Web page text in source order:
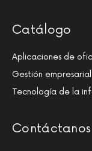
Catálogo
Aplicaciones de
Gestión empresarial
Tecnología de la
Contáctanos